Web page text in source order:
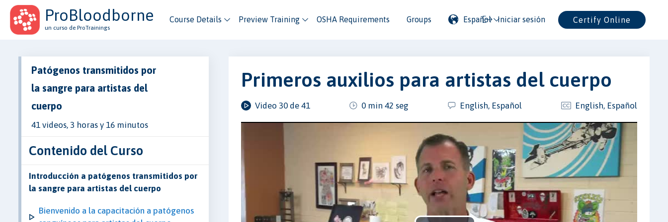
ProBloodborne
un curso de ProTrainings
Course Details Preview Training OSHA Requirements Groups Español Iniciar sesión Certify Online
Patógenos transmitidos por
la sangre para artistas del
cuerpo
41 videos, 3 horas y 16 minutos
Contenido del Curso
Introducción a patógenos transmitidos por
la sangre para artistas del cuerpo
Bienvenido a la capacitación a patógenos
Primeros auxilios para artistas del cuerpo
Video 30 de 41 0 min 42 seg English, Español English, Español